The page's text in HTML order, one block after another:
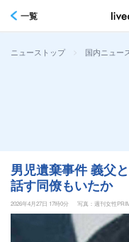
一覧
ニューストップ > 国内ニュー
男児遺棄事件 義父
話す同僚もいたか
2026年4月27日 17時0分 写真：週刊女性